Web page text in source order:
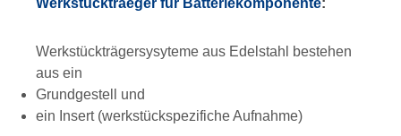
Werkstücktraeger für Batteriekomponente:
Werkstückträgersysyteme aus Edelstahl bestehen
aus ein
Grundgestell und
ein Insert (werkstückspezifiche Aufnahme)